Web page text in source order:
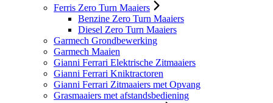
Ferris Zero Turn Maaiers
Benzine Zero Turn Maaiers
Diesel Zero Turn Maaiers
Garmech Grondbewerking
Garmech Maaien
Gianni Ferrari Elektrische Zitmaaiers
Gianni Ferrari Kniktractoren
Gianni Ferrari Zitmaaiers met Opvang
Grasmaaiers met afstandsbediening